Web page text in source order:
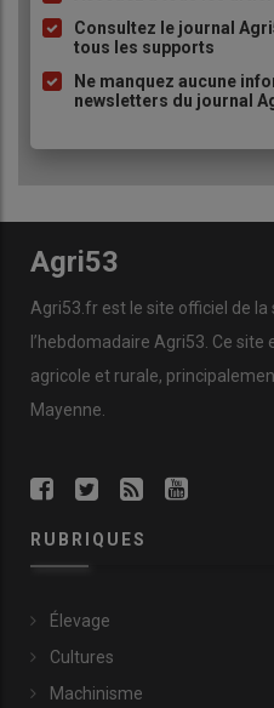
à
puce
Consultez le journal
tous les supports
Ne manquez aucune
newsletters du journal
Agri53
Agri53.fr est le site officiel de la
l’hebdomadaire Agri53. Ce site
agricole et rurale,
Mayenne.
RUBRIQUES
Élevage
Cultures
Machinisme